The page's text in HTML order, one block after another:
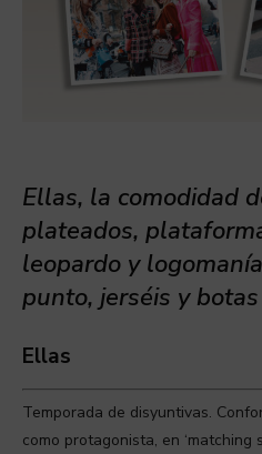
Ellas, la comodidad
plateados,
leopardo y
punto, jerséis y
Ellas
Temporada de disyuntivas.
como protagonista, en ‘matching